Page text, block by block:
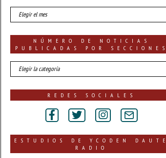
HEMEROTECA
DE
NÚMERO DE NOTICIAS
PUBLICADAS POR SECCIONES
número
de
por
REDES SOCIALES
ESTUDIOS DE YCODEN DAUTE
RADIO